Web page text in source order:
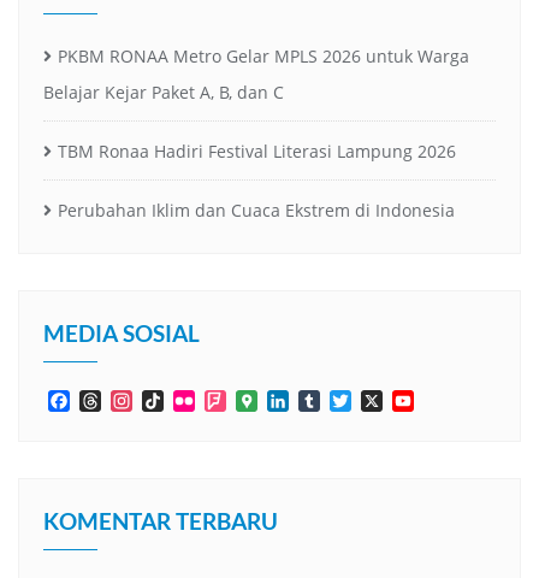
PKBM RONAA Metro Gelar MPLS 2026 untuk Warga
Belajar Kejar Paket A, B, dan C
TBM Ronaa Hadiri Festival Literasi Lampung 2026
Perubahan Iklim dan Cuaca Ekstrem di Indonesia
MEDIA SOSIAL
Facebook
ThreadsInstagram
TikTokFlickrFoursquare
GoogleLinkedIn
TumblrTwitter
X
KOMENTAR TERBARU